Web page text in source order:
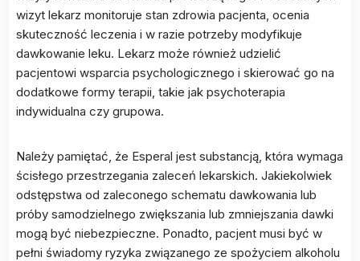
wizyt lekarz monitoruje stan zdrowia pacjenta, ocenia
skuteczność leczenia i w razie potrzeby modyfikuje
dawkowanie leku. Lekarz może również udzielić
pacjentowi wsparcia psychologicznego i skierować go na
dodatkowe formy terapii, takie jak psychoterapia
indywidualna czy grupowa.
Należy pamiętać, że Esperal jest substancją, która wymaga
ścisłego przestrzegania zaleceń lekarskich. Jakiekolwiek
odstępstwa od zaleconego schematu dawkowania lub
próby samodzielnego zwiększania lub zmniejszania dawki
mogą być niebezpieczne. Ponadto, pacjent musi być w
pełni świadomy ryzyka związanego ze spożyciem alkoholu